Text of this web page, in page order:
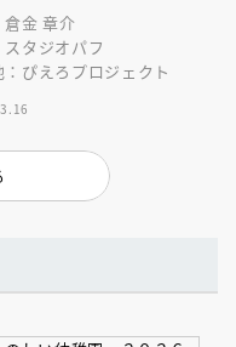
倉金 章介
スタジオパフ
：ぴえろプロジェクト